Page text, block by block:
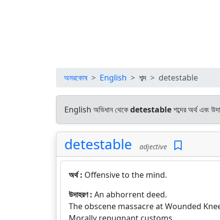
অমরকোষ English শব্দ detestable
English অভিধান থেকেdetestableশব্দের অর্থ এবং
detestable adjective
অর্থ : Offensive to the mind.
উদাহরণ : An abhorrent deed.
The obscene massacre at Wounded